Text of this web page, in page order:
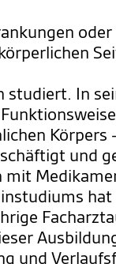
studiert. In
Körpers
und
und